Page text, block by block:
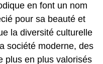
en font un nom
pour sa beauté et
la diversité culturelle
société moderne, des
plus en plus valorisés